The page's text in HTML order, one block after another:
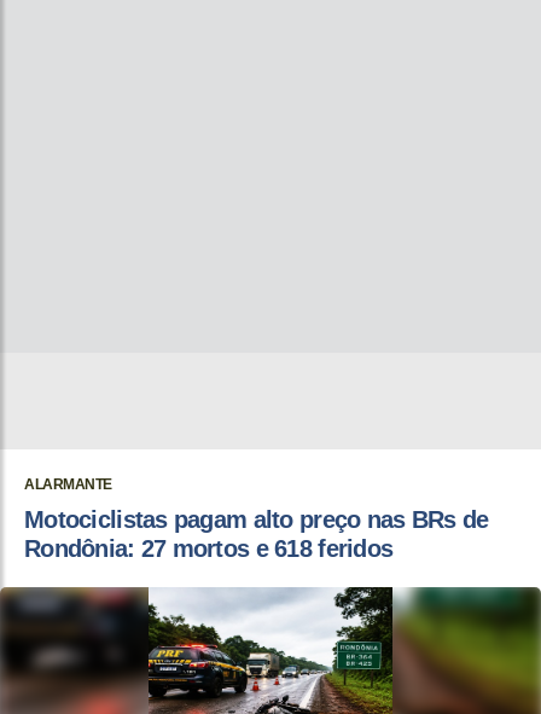
ALARMANTE
Motociclistas pagam alto preço nas BRs de
Rondônia: 27 mortos e 618 feridos